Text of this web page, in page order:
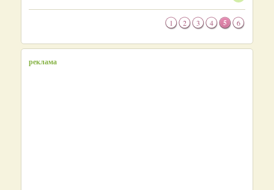
1 2 3 4 5 6
реклама